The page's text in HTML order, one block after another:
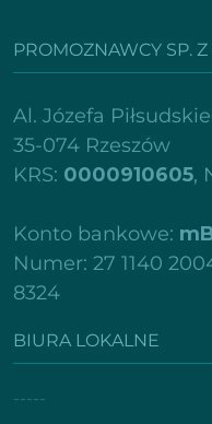
PROMOZNAWCY SP. Z
Al. Józefa
35-074 Rzeszów
KRS: 0000910605,
Konto bankowe:
Numer: 27 1140
8324
BIURA LOKALNE
-----